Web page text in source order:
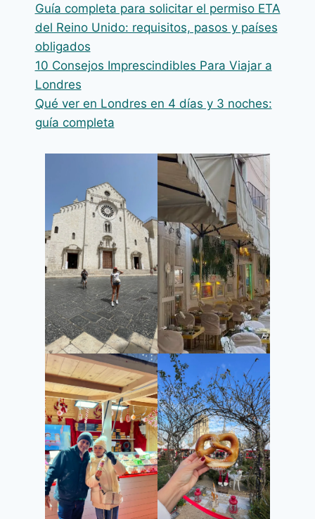
Guía completa para solicitar el permiso ETA
del Reino Unido: requisitos, pasos y países
obligados
10 Consejos Imprescindibles Para Viajar a
Londres
Qué ver en Londres en 4 días y 3 noches:
guía completa